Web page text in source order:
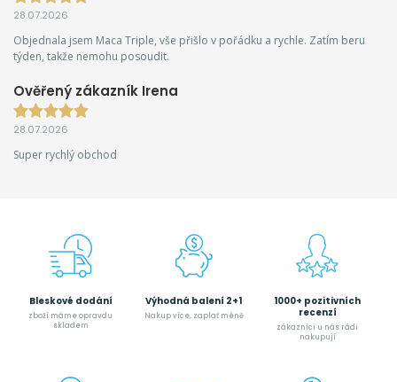
28.07.2026
Objednala jsem Maca Triple, vše přišlo v pořádku a rychle. Zatím beru
týden, takže nemohu posoudit.
Ověřený zákazník Irena
28.07.2026
Super rychlý obchod
Bleskové dodání
zboží máme opravdu
skladem
Výhodná balení 2+1
Nakup více, zaplať méně
1000+ pozitivních
recenzí
zákazníci u nás rádi
nakupují